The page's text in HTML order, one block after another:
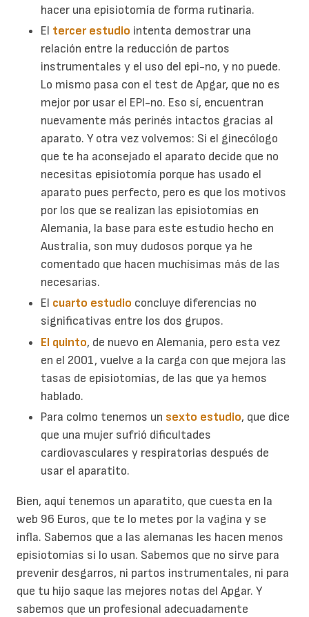
hacer una episiotomía de forma rutinaria.
El tercer estudio intenta demostrar una
relación entre la reducción de partos
instrumentales y el uso del epi-no, y no puede.
Lo mismo pasa con el test de Apgar, que no es
mejor por usar el EPI-no. Eso sí, encuentran
nuevamente más perinés intactos gracias al
aparato. Y otra vez volvemos: Si el ginecólogo
que te ha aconsejado el aparato decide que no
necesitas episiotomía porque has usado el
aparato pues perfecto, pero es que los motivos
por los que se realizan las episiotomías en
Alemania, la base para este estudio hecho en
Australia, son muy dudosos porque ya he
comentado que hacen muchísimas más de las
necesarias.
El cuarto estudio concluye diferencias no
significativas entre los dos grupos.
El quinto, de nuevo en Alemania, pero esta vez
en el 2001, vuelve a la carga con que mejora las
tasas de episiotomías, de las que ya hemos
hablado.
Para colmo tenemos un sexto estudio, que dice
que una mujer sufrió dificultades
cardiovasculares y respiratorias después de
usar el aparatito.
Bien, aquí tenemos un aparatito, que cuesta en la
web 96 Euros, que te lo metes por la vagina y se
infla. Sabemos que a las alemanas les hacen menos
episiotomías si lo usan. Sabemos que no sirve para
prevenir desgarros, ni partos instrumentales, ni para
que tu hijo saque las mejores notas del Apgar. Y
sabemos que un profesional adecuadamente